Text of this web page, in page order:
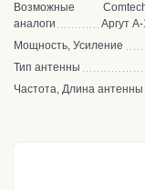
Возможные
аналоги
Аргут
Мощность, Усиление
Тип антенны
Частота, Длина антенны